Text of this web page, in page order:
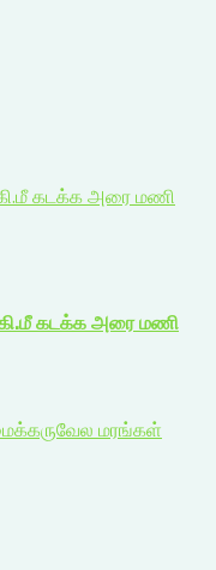
கடக்க அரை மணி
கடக்க அரை மணி
மரங்கள்